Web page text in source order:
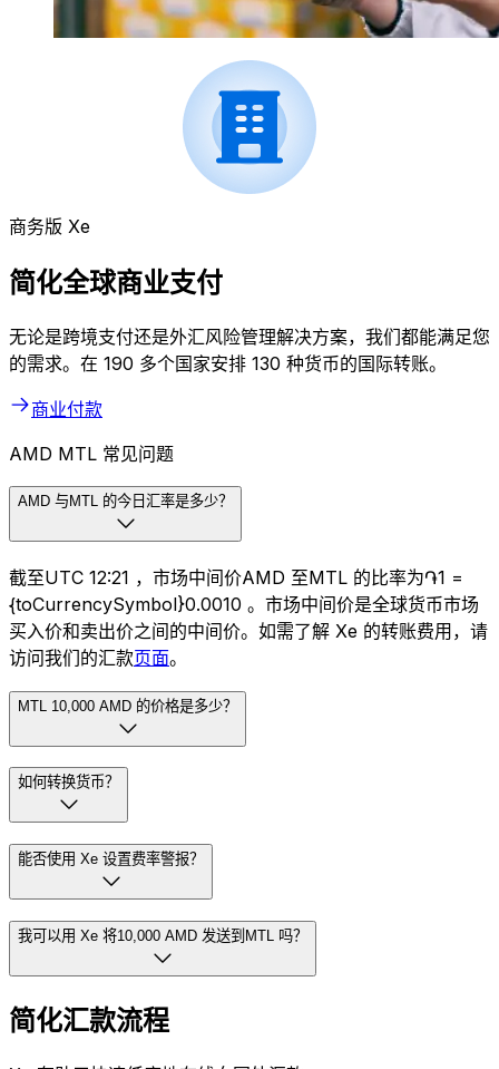
商务版 Xe
简化全球商业支付
无论是跨境支付还是外汇风险管理解决方案，我们都能满足您
的需求。在 190 多个国家安排 130 种货币的国际转账。
商业付款
AMD MTL 常见问题
AMD 与MTL 的今日汇率是多少？
截至UTC 12:21 ，市场中间价AMD 至MTL 的比率为֏1 =
{toCurrencySymbol}0.0010 。市场中间价是全球货币市场
买入价和卖出价之间的中间价。如需了解 Xe 的转账费用，请
访问我们的汇款页面。
MTL 10,000 AMD 的价格是多少？
如何转换货币？
能否使用 Xe 设置费率警报？
我可以用 Xe 将10,000 AMD 发送到MTL 吗？
简化汇款流程